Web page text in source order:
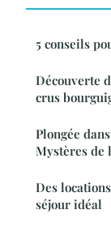
5 conseils
Découverte
crus
Plongée
Mystères de
Des
séjour idéal